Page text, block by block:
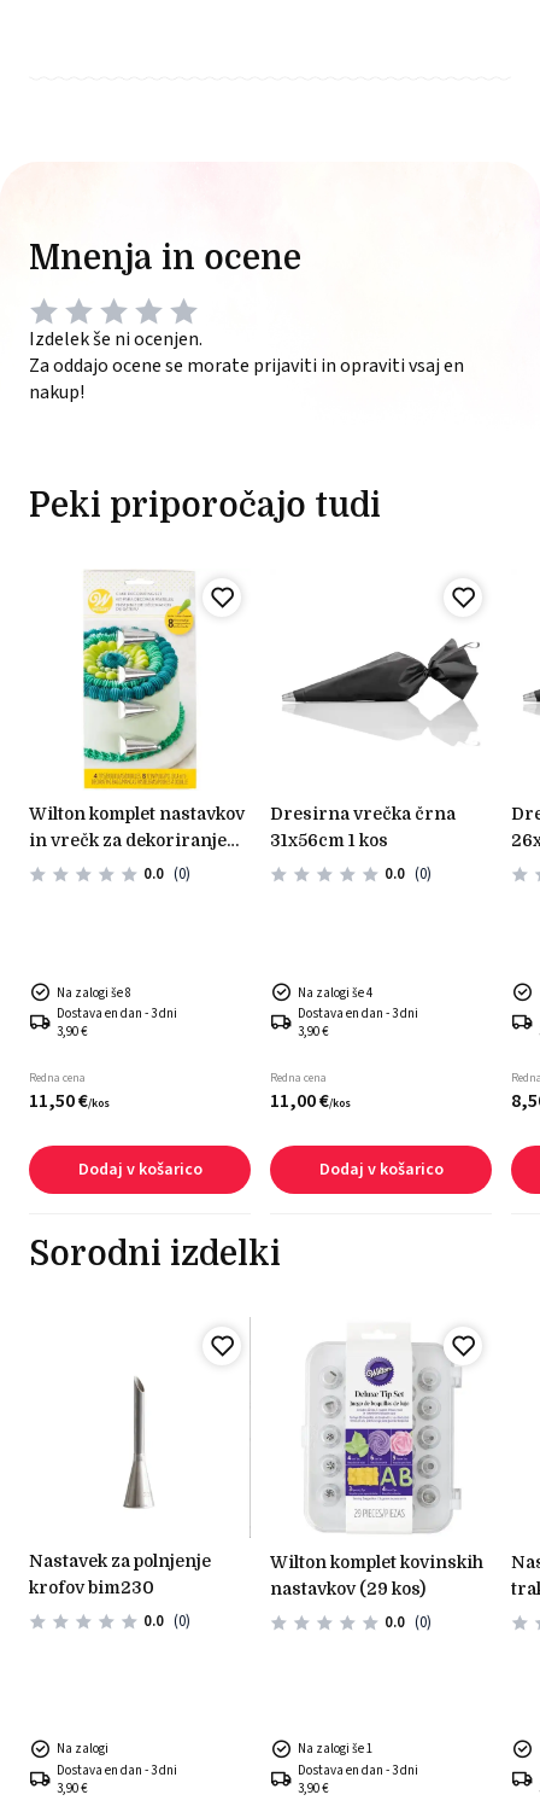
Mnenja in ocene
Izdelek še ni ocenjen.
Za oddajo ocene se morate prijaviti in opraviti vsaj en
nakup!
Peki priporočajo tudi
wilton komplet nastavkov
in vrečk za dekoriranje
(12 kos)
0.0 (0)
Na zalogi še 8
Dostava en dan - 3 dni
3,90 €
Redna cena
11,50€/kos
Dodaj v košarico
dresirna vrečka črna
31x56cm 1 kos
0.0 (0)
Na zalogi še 4
Dostava en dan - 3 dni
3,90 €
Redna cena
11,00€/kos
Dodaj v košarico
dresirna vrečka črna
8,
Sorodni izdelki
nastavek za polnjenje
krofov bim230
0.0 (0)
Na zalogi
Dostava en dan - 3 dni
3,90 €
wilton komplet kovinskih
nastavkov (29 kos)
0.0 (0)
Na zalogi še 1
Dostava en dan - 3 dni
3,90 €
nastavek za dekoriranje